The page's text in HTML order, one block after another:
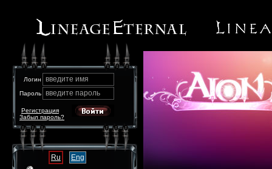
Логин введите имя
Пароль введите пароль
Забыл пароль?
Регистрация
Ru
Eng